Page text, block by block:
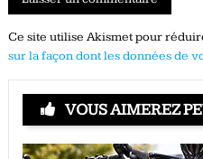
Ce site utilise Akismet pour
sur la façon dont les données de
VOUS AIMEREZ